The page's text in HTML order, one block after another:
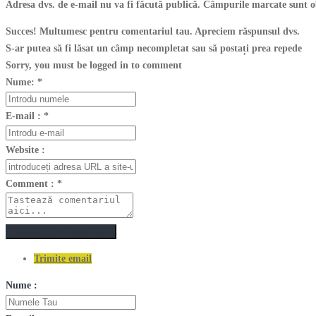
Adresa dvs. de e-mail nu va fi făcută publică. Câmpurile marcate sunt
Succes! Multumesc pentru comentariul tau. Apreciem răspunsul dvs.
S-ar putea să fi lăsat un câmp necompletat sau să postați prea repede
Sorry, you must be logged in to comment
Nume: *
E-mail : *
Website :
Comment : *
Trimite email
Nume :